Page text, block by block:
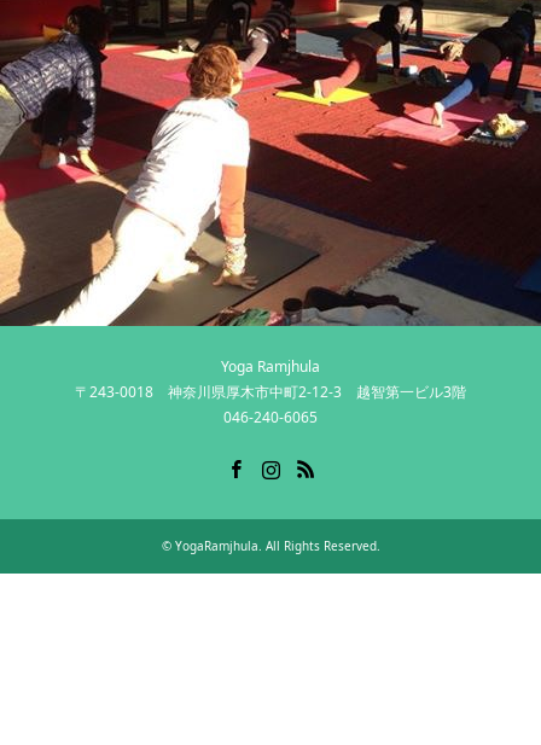
Yoga Ramjhula
〒243-0018 神奈川県厚木市中町2-12-3 越智第一ビル3階
046-240-6065
© YogaRamjhula . All Rights Reserved.